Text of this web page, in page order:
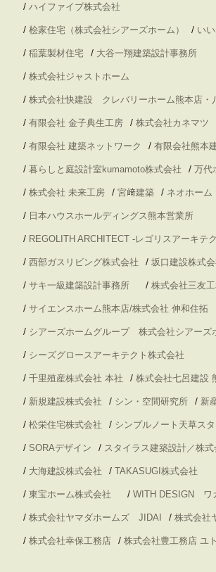
/ ハイファイブ株式会社
/ 桧家住宅（株式会社シアーズホーム） / い
/ 稲葉製材住宅 / 大谷一翔建築設計事務所
/ 株式会社ジャストホーム
/ 株式会社快建設 クレバリーホーム熊本店・
/ 有限会社 金子典生工房 / 株式会社カネマツ
/ 有限会社 建築ネットワーク / 有限会社熊本
/ 暮らしと庭設計室kumamoto株式会社 / 万代
/ 株式会社 未来工房 / 宮﨑建築 / ネオホーム
/ 日本ハウスホールディングス熊本営業所
/ REGOLITH ARCHITECT -レゴリスアーキテ
/ 西部ガスリビング株式会社 / 坂口建設株式
/ サキ一級建築設計事務所 / 株式会社三友
/ サイエンスホーム熊本店/株式会社 伸和住拓
/ シアーズホームグループ 株式会社シアーズ
/ シーズグロースアーキテクト株式会社
/ 千里殖産株式会社 本社 / 株式会社七呂建設
/ 新規建設株式会社 / シン・空間研究所 / 新
/ 松栄住宅株式会社 / シンプルノート天草ス
/ SORAデザイン / スタイラス建築設計／株
/ 大海建設株式会社 / TAKASUGI株式会社
/ 東宝ホーム株式会社 / WITH DESIGN ワ
/ 株式会社ヤマダホームズ JIDAI / 株式会社
/ 株式会社幸保工務店 / 株式会社豊工務店 ユ